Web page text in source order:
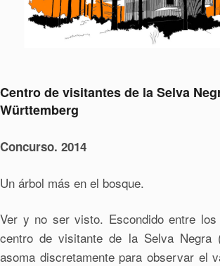
Centro de visitantes de la Selva
Württemberg
Concurso. 2014
Un árbol más en el bosque.
Ver y no ser visto. Escondido entre
centro de visitante de la Selva Negra
asoma discretamente para observar el